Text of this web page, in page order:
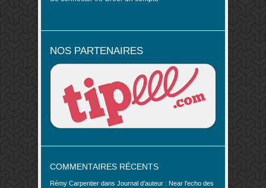
NOS PARTENAIRES
COMMENTAIRES RÉCENTS
Rémy Carpentier dans Journal d’auteur : Near l’echo des